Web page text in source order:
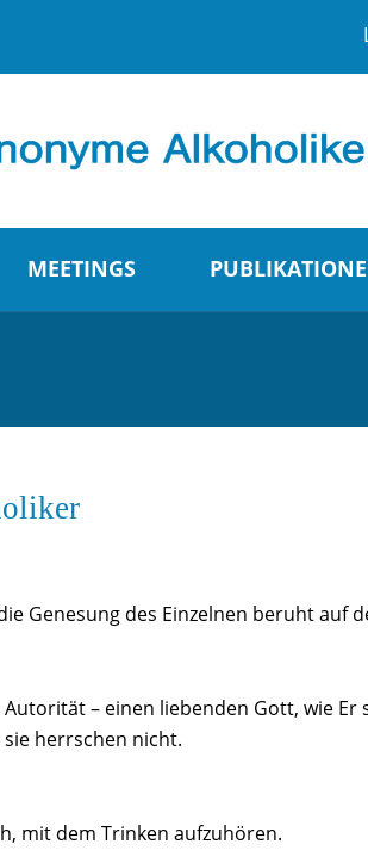
MEETINGS
Genesung des Einzelnen beruht auf
– einen liebenden Gott, wie
herrschen nicht.
mit dem Trinken aufzuhören.